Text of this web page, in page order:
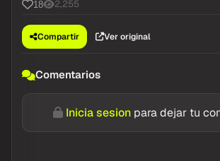
18 2,255
Compartir Ver original
Comentarios
Inicia sesion para dejar tu